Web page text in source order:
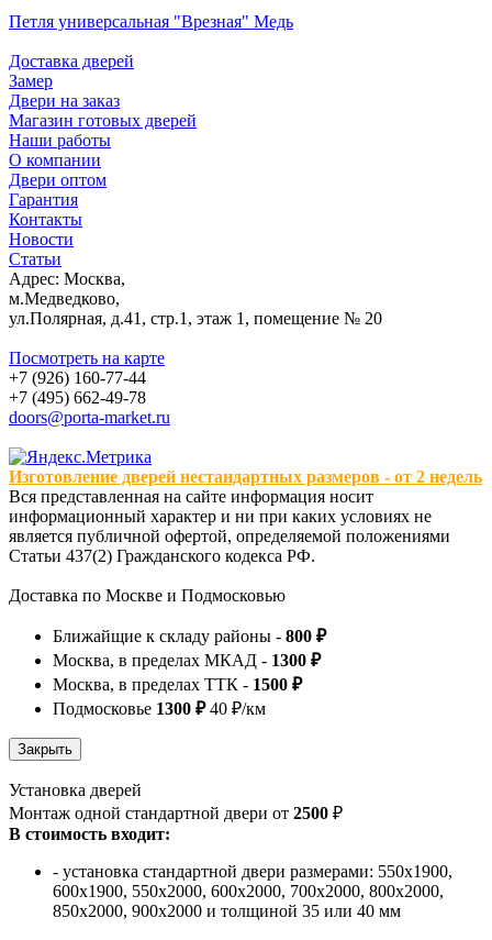
Петля универсальная "Врезная" Медь
Доставка дверей
Замер
Двери на заказ
Магазин готовых дверей
Наши работы
О компании
Двери оптом
Гарантия
Контакты
Новости
Статьи
Адрес: Москва,
м.Медведково,
ул.Полярная, д.41, стр.1, этаж 1, помещение № 20
Посмотреть на карте
+7 (926) 160-77-44
+7 (495) 662-49-78
doors@porta-market.ru
Изготовление дверей нестандартных размеров - от 2 недель
Вся представленная на сайте информация носит
информационный характер и ни при каких условиях не
является публичной офертой, определяемой положениями
Статьи 437(2) Гражданского кодекса РФ.
Доставка по Москве и Подмосковью
Ближайщие к складу районы - 800 ₽
Москва, в пределах МКАД - 1300 ₽
Москва, в пределах ТТК - 1500 ₽
Подмосковье 1300 ₽40 ₽/км
Установка дверей
Монтаж одной стандартной двери от 2500 ₽
В стоимость входит:
- установка стандартной двери размерами: 550х1900,
600х1900, 550х2000, 600х2000, 700х2000, 800х2000,
850х2000, 900х2000 и толщиной 35 или 40 мм